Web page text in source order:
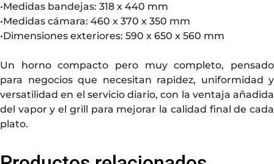
•Medidas bandejas: 318 x 440 mm
•Medidas cámara: 460 x 370 x 350 mm
•Dimensiones exteriores: 590 x 650 x 560 mm
Un horno compacto pero muy completo, pensado
para negocios que necesitan rapidez, uniformidad y
versatilidad en el servicio diario, con la ventaja añadida
del vapor y el grill para mejorar la calidad final de cada
plato.